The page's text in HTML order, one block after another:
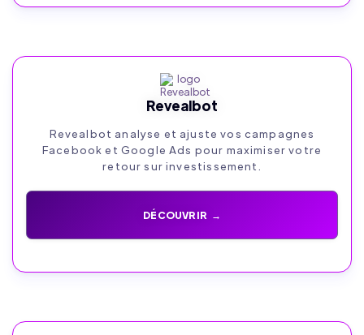
Revealbot
Revealbot analyse et ajuste vos campagnes
Facebook et Google Ads pour maximiser votre
retour sur investissement.
DÉCOUVRIR →